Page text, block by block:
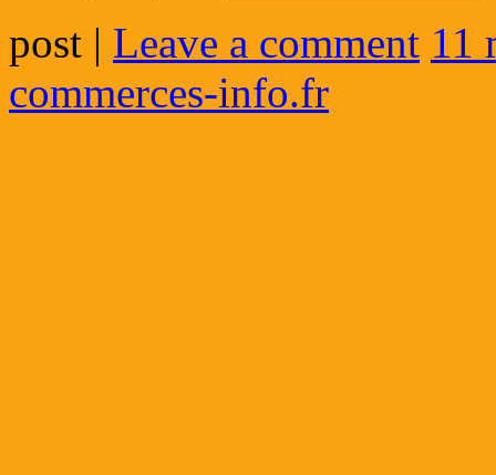
post | Leave a comment 11
commerces-info.fr